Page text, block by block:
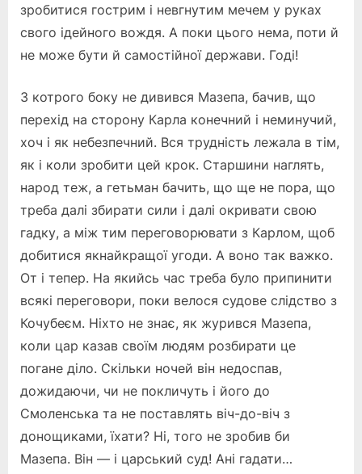
зробитися гострим і невгнутим мечем у руках
свого ідейного вождя. А поки цього нема, поти й
не може бути й самостійної держави. Годі!
З котрого боку не дивився Мазепа, бачив, що
перехід на сторону Карла конечний і неминучий,
хоч і як небезпечний. Вся трудність лежала в тім,
як і коли зробити цей крок. Старшини наглять,
народ теж, а гетьман бачить, що ще не пора, що
треба далі збирати сили і далі окривати свою
гадку, а між тим переговорювати з Карлом, щоб
добитися якнайкращої угоди. А воно так важко.
От і тепер. На якийсь час треба було припинити
всякі переговори, поки велося судове слідство з
Кочубеєм. Ніхто не знає, як журився Мазепа,
коли цар казав своїм людям розбирати це
погане діло. Скільки ночей він недоспав,
дожидаючи, чи не покличуть і його до
Смоленська та не поставлять віч-до-віч з
донощиками, їхати? Ні, того не зробив би
Мазепа. Він — і царський суд! Ані гадати…